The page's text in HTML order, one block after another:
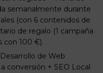
semanalmente durante
(con 6 contenidos de
de regalo (1 campaña
con 100 €).
Desarrollo de Web
conversión + SEO Local